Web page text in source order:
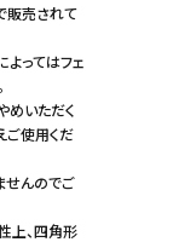
販売されて
ってはフェ
めいただく
ご使用くだ
せんのでご
上、四角形